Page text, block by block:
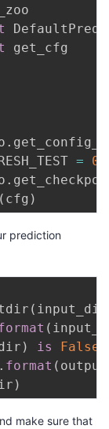
get_cfg
.
=
.
( cfg )
prediction
( input_dir
(
) is False
. format (
)
make sure that